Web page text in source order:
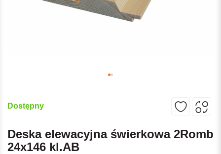
Dostępny
Deska elewacyjna świerkowa 2Romb
24x146 kl.AB